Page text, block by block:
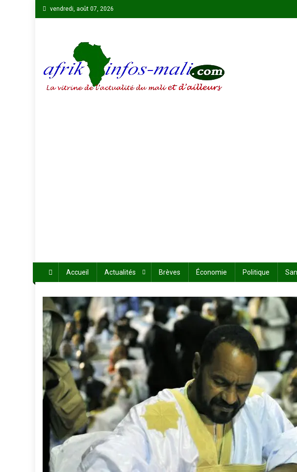
Skip
to
vendredi, août 07, 2026
Accueil Actualités Brèves Économie Politique